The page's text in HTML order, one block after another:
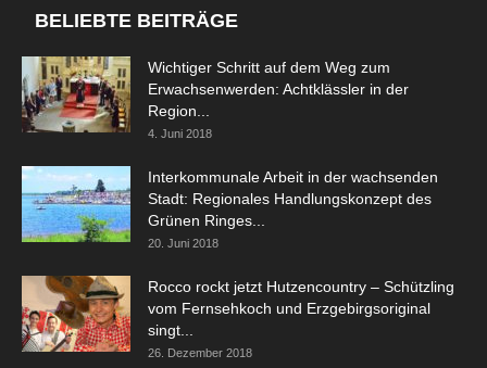
BELIEBTE BEITRÄGE
Wichtiger Schritt auf dem Weg zum
Erwachsenwerden: Achtklässler in der
Region...
4. Juni 2018
Interkommunale Arbeit in der wachsenden
Stadt: Regionales Handlungskonzept des
Grünen Ringes...
20. Juni 2018
Rocco rockt jetzt Hutzencountry – Schützling
vom Fernsehkoch und Erzgebirgsoriginal
singt...
26. Dezember 2018